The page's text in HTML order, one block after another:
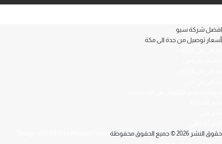
افضل شركة سيو
أسعار توصيل من جدة الى مكة
حقوق النشر 2026 © جميع الحقوق محفوظة